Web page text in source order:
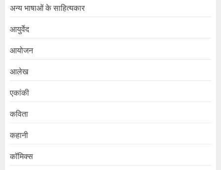
अन्य भाषाओं के साहित्यकार
आयुर्वेद
आयोजन
आलेख
एकांकी
कविता
कहानी
कॉमिक्स